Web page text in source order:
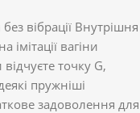
вібрації Внутрішня
імітації вагіни
точку G,
пружніші
задоволення для